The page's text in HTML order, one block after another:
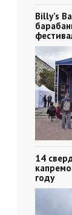
Billy’s
14
году